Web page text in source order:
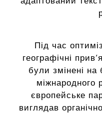
Під час
географічні
були змінені на
міжнародного
європейське
виглядав